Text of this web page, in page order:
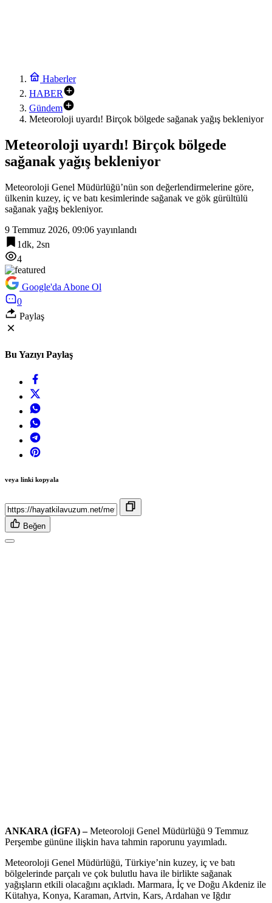
Haberler
HABER
Gündem
Meteoroloji uyardı! Birçok bölgede sağanak yağış bekleniyor
Meteoroloji uyardı! Birçok bölgede
sağanak yağış bekleniyor
Meteoroloji Genel Müdürlüğü’nün son değerlendirmelerine göre,
ülkenin kuzey, iç ve batı kesimlerinde sağanak ve gök gürültülü
sağanak yağış bekleniyor.
9 Temmuz 2026, 09:06 yayınlandı
1dk, 2sn
4
Google'da Abone Ol
0
Paylaş
Bu Yazıyı Paylaş
veya linki kopyala
Beğen
ANKARA (İGFA) –Meteoroloji Genel Müdürlüğü 9 Temmuz
Perşembe gününe ilişkin hava tahmin raporunu yayımladı.
Meteoroloji Genel Müdürlüğü, Türkiye’nin kuzey, iç ve batı
bölgelerinde parçalı ve çok bulutlu hava ile birlikte sağanak
yağışların etkili olacağını açıkladı. Marmara, İç ve Doğu Akdeniz ile
Kütahya, Konya, Karaman, Artvin, Kars, Ardahan ve Iğdır